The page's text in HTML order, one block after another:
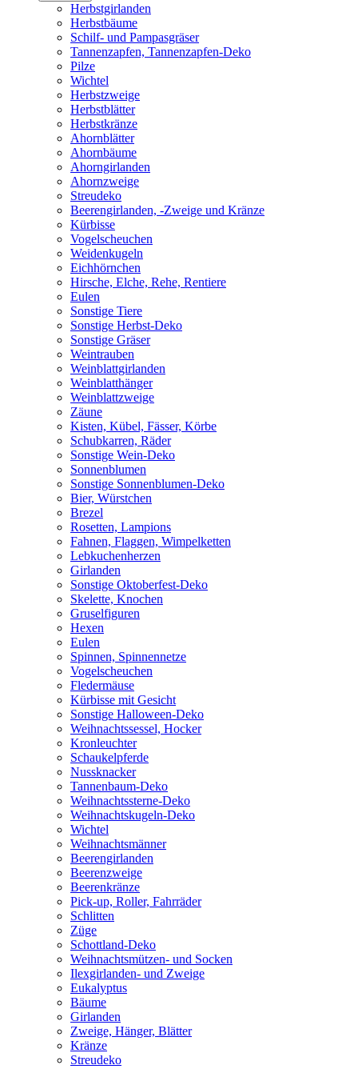
Herbstgirlanden
Herbstbäume
Schilf- und Pampasgräser
Tannenzapfen, Tannenzapfen-Deko
Pilze
Wichtel
Herbstzweige
Herbstblätter
Herbstkränze
Ahornblätter
Ahornbäume
Ahorngirlanden
Ahornzweige
Streudeko
Beerengirlanden, -Zweige und Kränze
Kürbisse
Vogelscheuchen
Weidenkugeln
Eichhörnchen
Hirsche, Elche, Rehe, Rentiere
Eulen
Sonstige Tiere
Sonstige Herbst-Deko
Sonstige Gräser
Weintrauben
Weinblattgirlanden
Weinblatthänger
Weinblattzweige
Zäune
Kisten, Kübel, Fässer, Körbe
Schubkarren, Räder
Sonstige Wein-Deko
Sonnenblumen
Sonstige Sonnenblumen-Deko
Bier, Würstchen
Brezel
Rosetten, Lampions
Fahnen, Flaggen, Wimpelketten
Lebkuchenherzen
Girlanden
Sonstige Oktoberfest-Deko
Skelette, Knochen
Gruselfiguren
Hexen
Eulen
Spinnen, Spinnennetze
Vogelscheuchen
Fledermäuse
Kürbisse mit Gesicht
Sonstige Halloween-Deko
Weihnachtssessel, Hocker
Kronleuchter
Schaukelpferde
Nussknacker
Tannenbaum-Deko
Weihnachtssterne-Deko
Weihnachtskugeln-Deko
Wichtel
Weihnachtsmänner
Beerengirlanden
Beerenzweige
Beerenkränze
Pick-up, Roller, Fahrräder
Schlitten
Züge
Schottland-Deko
Weihnachtsmützen- und Socken
Ilexgirlanden- und Zweige
Eukalyptus
Bäume
Girlanden
Zweige, Hänger, Blätter
Kränze
Streudeko